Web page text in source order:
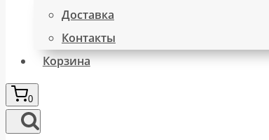
Доставка
Контакты
Корзина
0